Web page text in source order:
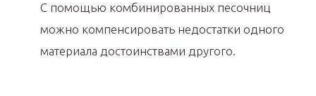
С помощью комбинированных песочниц
можно компенсировать недостатки одного
материала достоинствами другого.